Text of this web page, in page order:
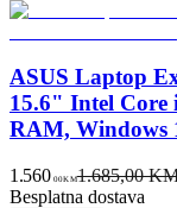
ASUS Laptop
15.6" Intel Core
RAM, Windows
1.560 00KM1.685,00
Besplatna dostava